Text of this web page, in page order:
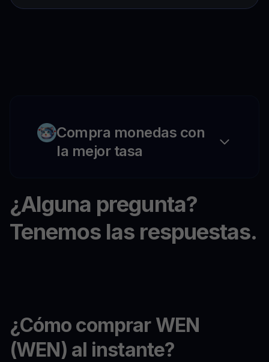
Compra monedas con
la mejor tasa
¿Alguna pregunta?
Tenemos las respuestas.
¿Cómo comprar WEN
(WEN) al instante?